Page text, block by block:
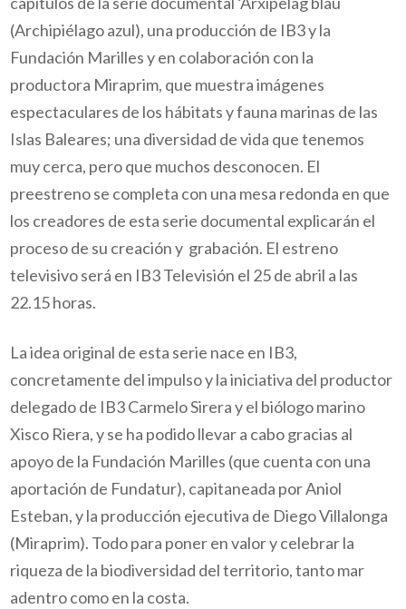
(Archipiélago azul), una producción de IB3 y la
Fundación Marilles y en colaboración con la
productora Miraprim, que muestra imágenes
espectaculares de los hábitats y fauna marinas de las
Islas Baleares; una diversidad de vida que tenemos
muy cerca, pero que muchos desconocen. El
preestreno se completa con una mesa redonda en que
los creadores de esta serie documental explicarán el
proceso de su creación y grabación. El estreno
televisivo será en IB3 Televisión el 25 de abril a las
22.15 horas.
La idea original de esta serie nace en IB3,
concretamente del impulso y la iniciativa del productor
delegado de IB3 Carmelo Sirera y el biólogo marino
Xisco Riera, y se ha podido llevar a cabo gracias al
apoyo de la Fundación Marilles (que cuenta con una
aportación de Fundatur), capitaneada por Aniol
Esteban, y la producción ejecutiva de Diego Villalonga
(Miraprim). Todo para poner en valor y celebrar la
riqueza de la biodiversidad del territorio, tanto mar
adentro como en la costa.